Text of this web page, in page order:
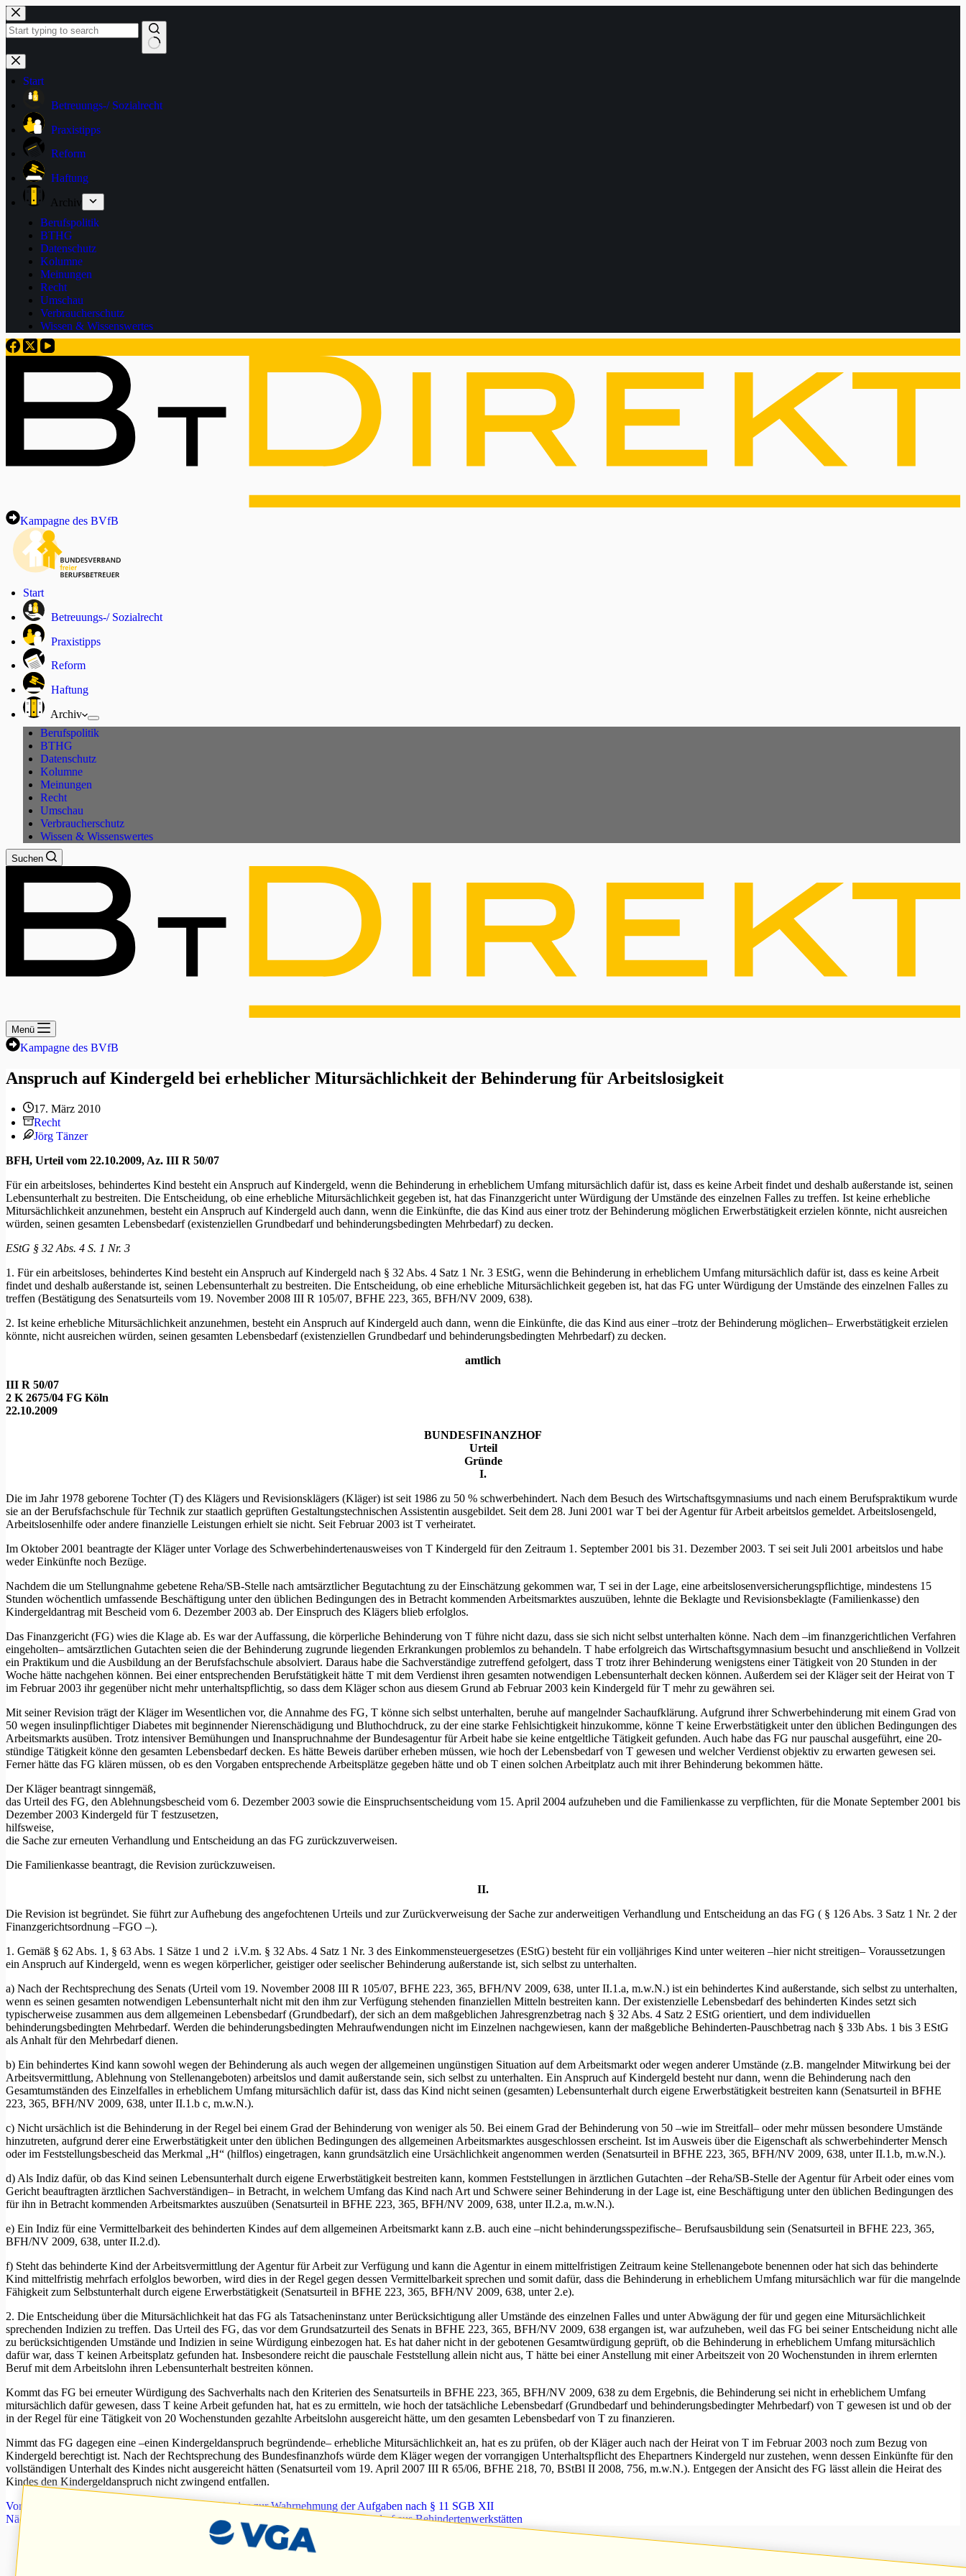
Zum
Inhalt
springen
Keine
Ergebnisse
Start
Betreuungs-/ Sozialrecht
Praxistipps
Reform
Haftung
Archiv
Berufspolitik
BTHG
Datenschutz
Kolumne
Meinungen
Recht
Umschau
Verbraucherschutz
Wissen & Wissenswertes
Kampagne des BVfB
Start
Betreuungs-/ Sozialrecht
Praxistipps
Reform
Haftung
Archiv
Berufspolitik
BTHG
Datenschutz
Kolumne
Meinungen
Recht
Umschau
Verbraucherschutz
Wissen & Wissenswertes
Suchen
Menü
Kampagne des BVfB
Anspruch auf Kindergeld bei erheblicher Mitursächlichkeit der Behinderung für Arbeitslosigkeit
17. März 2010
Recht
Jörg Tänzer
BFH, Urteil vom 22.10.2009, Az. III R 50/07
Für ein arbeitsloses, behindertes Kind besteht ein Anspruch auf Kindergeld, wenn die Behinderung in erheblichem Umfang mitursächlich dafür ist, dass es keine Arbeit findet und deshalb außerstande ist, seinen
Lebensunterhalt zu bestreiten. Die Entscheidung, ob eine erhebliche Mitursächlichkeit gegeben ist, hat das Finanzgericht unter Würdigung der Umstände des einzelnen Falles zu treffen. Ist keine erhebliche
Mitursächlichkeit anzunehmen, besteht ein Anspruch auf Kindergeld auch dann, wenn die Einkünfte, die das Kind aus einer trotz der Behinderung möglichen Erwerbstätigkeit erzielen könnte, nicht ausreichen
würden, seinen gesamten Lebensbedarf (existenziellen Grundbedarf und behinderungsbedingten Mehrbedarf) zu decken.
EStG § 32 Abs. 4 S. 1 Nr. 3
1. Für ein arbeitsloses, behindertes Kind besteht ein Anspruch auf Kindergeld nach § 32 Abs. 4 Satz 1 Nr. 3 EStG, wenn die Behinderung in erheblichem Umfang mitursächlich dafür ist, dass es keine Arbeit
findet und deshalb außerstande ist, seinen Lebensunterhalt zu bestreiten. Die Entscheidung, ob eine erhebliche Mitursächlichkeit gegeben ist, hat das FG unter Würdigung der Umstände des einzelnen Falles zu
treffen (Bestätigung des Senatsurteils vom 19. November 2008 III R 105/07, BFHE 223, 365, BFH/NV 2009, 638).
2. Ist keine erhebliche Mitursächlichkeit anzunehmen, besteht ein Anspruch auf Kindergeld auch dann, wenn die Einkünfte, die das Kind aus einer –trotz der Behinderung möglichen– Erwerbstätigkeit erzielen
könnte, nicht ausreichen würden, seinen gesamten Lebensbedarf (existenziellen Grundbedarf und behinderungsbedingten Mehrbedarf) zu decken.
amtlich
III R 50/07
2 K 2675/04 FG Köln
22.10.2009
BUNDESFINANZHOF
Urteil
Gründe
I.
Die im Jahr 1978 geborene Tochter (T) des Klägers und Revisionsklägers (Kläger) ist seit 1986 zu 50 % schwerbehindert. Nach dem Besuch des Wirtschaftsgymnasiums und nach einem Berufspraktikum wurde
sie an der Berufsfachschule für Technik zur staatlich geprüften Gestaltungstechnischen Assistentin ausgebildet. Seit dem 28. Juni 2001 war T bei der Agentur für Arbeit arbeitslos gemeldet. Arbeitslosengeld,
Arbeitslosenhilfe oder andere finanzielle Leistungen erhielt sie nicht. Seit Februar 2003 ist T verheiratet.
Im Oktober 2001 beantragte der Kläger unter Vorlage des Schwerbehindertenausweises von T Kindergeld für den Zeitraum 1. September 2001 bis 31. Dezember 2003. T sei seit Juli 2001 arbeitslos und habe
weder Einkünfte noch Bezüge.
Nachdem die um Stellungnahme gebetene Reha/SB-Stelle nach amtsärztlicher Begutachtung zu der Einschätzung gekommen war, T sei in der Lage, eine arbeitslosenversicherungspflichtige, mindestens 15
Stunden wöchentlich umfassende Beschäftigung unter den üblichen Bedingungen des in Betracht kommenden Arbeitsmarktes auszuüben, lehnte die Beklagte und Revisionsbeklagte (Familienkasse) den
Kindergeldantrag mit Bescheid vom 6. Dezember 2003 ab. Der Einspruch des Klägers blieb erfolglos.
Das Finanzgericht (FG) wies die Klage ab. Es war der Auffassung, die körperliche Behinderung von T führe nicht dazu, dass sie sich nicht selbst unterhalten könne. Nach dem –im finanzgerichtlichen Verfahren
eingeholten– amtsärztlichen Gutachten seien die der Behinderung zugrunde liegenden Erkrankungen problemlos zu behandeln. T habe erfolgreich das Wirtschaftsgymnasium besucht und anschließend in Vollzeit
ein Praktikum und die Ausbildung an der Berufsfachschule absolviert. Daraus habe die Sachverständige zutreffend gefolgert, dass T trotz ihrer Behinderung wenigstens einer Tätigkeit von 20 Stunden in der
Woche hätte nachgehen können. Bei einer entsprechenden Berufstätigkeit hätte T mit dem Verdienst ihren gesamten notwendigen Lebensunterhalt decken können. Außerdem sei der Kläger seit der Heirat von T
im Februar 2003 ihr gegenüber nicht mehr unterhaltspflichtig, so dass dem Kläger schon aus diesem Grund ab Februar 2003 kein Kindergeld für T mehr zu gewähren sei.
Mit seiner Revision trägt der Kläger im Wesentlichen vor, die Annahme des FG, T könne sich selbst unterhalten, beruhe auf mangelnder Sachaufklärung. Aufgrund ihrer Schwerbehinderung mit einem Grad von
50 wegen insulinpflichtiger Diabetes mit beginnender Nierenschädigung und Bluthochdruck, zu der eine starke Fehlsichtigkeit hinzukomme, könne T keine Erwerbstätigkeit unter den üblichen Bedingungen des
Arbeitsmarkts ausüben. Trotz intensiver Bemühungen und Inanspruchnahme der Bundesagentur für Arbeit habe sie keine entgeltliche Tätigkeit gefunden. Auch habe das FG nur pauschal ausgeführt, eine 20-
stündige Tätigkeit könne den gesamten Lebensbedarf decken. Es hätte Beweis darüber erheben müssen, wie hoch der Lebensbedarf von T gewesen und welcher Verdienst objektiv zu erwarten gewesen sei.
Ferner hätte das FG klären müssen, ob es den Vorgaben entsprechende Arbeitsplätze gegeben hätte und ob T einen solchen Arbeitplatz auch mit ihrer Behinderung bekommen hätte.
Der Kläger beantragt sinngemäß,
das Urteil des FG, den Ablehnungsbescheid vom 6. Dezember 2003 sowie die Einspruchsentscheidung vom 15. April 2004 aufzuheben und die Familienkasse zu verpflichten, für die Monate September 2001 bis
Dezember 2003 Kindergeld für T festzusetzen,
hilfsweise,
die Sache zur erneuten Verhandlung und Entscheidung an das FG zurückzuverweisen.
Die Familienkasse beantragt, die Revision zurückzuweisen.
II.
Die Revision ist begründet. Sie führt zur Aufhebung des angefochtenen Urteils und zur Zurückverweisung der Sache zur anderweitigen Verhandlung und Entscheidung an das FG ( § 126 Abs. 3 Satz 1 Nr. 2 der
Finanzgerichtsordnung –FGO –).
1. Gemäß § 62 Abs. 1, § 63 Abs. 1 Sätze 1 und 2 i.V.m. § 32 Abs. 4 Satz 1 Nr. 3 des Einkommensteuergesetzes (EStG) besteht für ein volljähriges Kind unter weiteren –hier nicht streitigen– Voraussetzungen
ein Anspruch auf Kindergeld, wenn es wegen körperlicher, geistiger oder seelischer Behinderung außerstande ist, sich selbst zu unterhalten.
a) Nach der Rechtsprechung des Senats (Urteil vom 19. November 2008 III R 105/07, BFHE 223, 365, BFH/NV 2009, 638, unter II.1.a, m.w.N.) ist ein behindertes Kind außerstande, sich selbst zu unterhalten,
wenn es seinen gesamten notwendigen Lebensunterhalt nicht mit den ihm zur Verfügung stehenden finanziellen Mitteln bestreiten kann. Der existenzielle Lebensbedarf des behinderten Kindes setzt sich
typischerweise zusammen aus dem allgemeinen Lebensbedarf (Grundbedarf), der sich an dem maßgeblichen Jahresgrenzbetrag nach § 32 Abs. 4 Satz 2 EStG orientiert, und dem individuellen
behinderungsbedingten Mehrbedarf. Werden die behinderungsbedingten Mehraufwendungen nicht im Einzelnen nachgewiesen, kann der maßgebliche Behinderten-Pauschbetrag nach § 33b Abs. 1 bis 3 EStG
als Anhalt für den Mehrbedarf dienen.
b) Ein behindertes Kind kann sowohl wegen der Behinderung als auch wegen der allgemeinen ungünstigen Situation auf dem Arbeitsmarkt oder wegen anderer Umstände (z.B. mangelnder Mitwirkung bei der
Arbeitsvermittlung, Ablehnung von Stellenangeboten) arbeitslos und damit außerstande sein, sich selbst zu unterhalten. Ein Anspruch auf Kindergeld besteht nur dann, wenn die Behinderung nach den
Gesamtumständen des Einzelfalles in erheblichem Umfang mitursächlich dafür ist, dass das Kind nicht seinen (gesamten) Lebensunterhalt durch eigene Erwerbstätigkeit bestreiten kann (Senatsurteil in BFHE
223, 365, BFH/NV 2009, 638, unter II.1.b c, m.w.N.).
c) Nicht ursächlich ist die Behinderung in der Regel bei einem Grad der Behinderung von weniger als 50. Bei einem Grad der Behinderung von 50 –wie im Streitfall– oder mehr müssen besondere Umstände
hinzutreten, aufgrund derer eine Erwerbstätigkeit unter den üblichen Bedingungen des allgemeinen Arbeitsmarktes ausgeschlossen erscheint. Ist im Ausweis über die Eigenschaft als schwerbehinderter Mensch
oder im Feststellungsbescheid das Merkmal „H“ (hilflos) eingetragen, kann grundsätzlich eine Ursächlichkeit angenommen werden (Senatsurteil in BFHE 223, 365, BFH/NV 2009, 638, unter II.1.b, m.w.N.).
d) Als Indiz dafür, ob das Kind seinen Lebensunterhalt durch eigene Erwerbstätigkeit bestreiten kann, kommen Feststellungen in ärztlichen Gutachten –der Reha/SB-Stelle der Agentur für Arbeit oder eines vom
Gericht beauftragten ärztlichen Sachverständigen– in Betracht, in welchem Umfang das Kind nach Art und Schwere seiner Behinderung in der Lage ist, eine Beschäftigung unter den üblichen Bedingungen des
für ihn in Betracht kommenden Arbeitsmarktes auszuüben (Senatsurteil in BFHE 223, 365, BFH/NV 2009, 638, unter II.2.a, m.w.N.).
e) Ein Indiz für eine Vermittelbarkeit des behinderten Kindes auf dem allgemeinen Arbeitsmarkt kann z.B. auch eine –nicht behinderungsspezifische– Berufsausbildung sein (Senatsurteil in BFHE 223, 365,
BFH/NV 2009, 638, unter II.2.d).
f) Steht das behinderte Kind der Arbeitsvermittlung der Agentur für Arbeit zur Verfügung und kann die Agentur in einem mittelfristigen Zeitraum keine Stellenangebote benennen oder hat sich das behinderte
Kind mittelfristig mehrfach erfolglos beworben, wird dies in der Regel gegen dessen Vermittelbarkeit sprechen und somit dafür, dass die Behinderung in erheblichem Umfang mitursächlich war für die mangelnde
Fähigkeit zum Selbstunterhalt durch eigene Erwerbstätigkeit (Senatsurteil in BFHE 223, 365, BFH/NV 2009, 638, unter 2.e).
2. Die Entscheidung über die Mitursächlichkeit hat das FG als Tatsacheninstanz unter Berücksichtigung aller Umstände des einzelnen Falles und unter Abwägung der für und gegen eine Mitursächlichkeit
sprechenden Indizien zu treffen. Das Urteil des FG, das vor dem Grundsatzurteil des Senats in BFHE 223, 365, BFH/NV 2009, 638 ergangen ist, war aufzuheben, weil das FG bei seiner Entscheidung nicht alle
zu berücksichtigenden Umstände und Indizien in seine Würdigung einbezogen hat. Es hat daher nicht in der gebotenen Gesamtwürdigung geprüft, ob die Behinderung in erheblichem Umfang mitursächlich
dafür war, dass T keinen Arbeitsplatz gefunden hat. Insbesondere reicht die pauschale Feststellung allein nicht aus, T hätte bei einer Anstellung mit einer Arbeitszeit von 20 Wochenstunden in ihrem erlernten
Beruf mit dem Arbeitslohn ihren Lebensunterhalt bestreiten können.
Kommt das FG bei erneuter Würdigung des Sachverhalts nach den Kriterien des Senatsurteils in BFHE 223, 365, BFH/NV 2009, 638 zu dem Ergebnis, die Behinderung sei nicht in erheblichem Umfang
mitursächlich dafür gewesen, dass T keine Arbeit gefunden hat, hat es zu ermitteln, wie hoch der tatsächliche Lebensbedarf (Grundbedarf und behinderungsbedingter Mehrbedarf) von T gewesen ist und ob der
in der Regel für eine Tätigkeit von 20 Wochenstunden gezahlte Arbeitslohn ausgereicht hätte, um den gesamten Lebensbedarf von T zu finanzieren.
Nimmt das FG dagegen eine –einen Kindergeldanspruch begründende– erhebliche Mitursächlichkeit an, hat es zu prüfen, ob der Kläger auch nach der Heirat von T im Februar 2003 noch zum Bezug von
Kindergeld berechtigt ist. Nach der Rechtsprechung des Bundesfinanzhofs würde dem Kläger wegen der vorrangigen Unterhaltspflicht des Ehepartners Kindergeld nur zustehen, wenn dessen Einkünfte für den
vollständigen Unterhalt des Kindes nicht ausgereicht hätten (Senatsurteil vom 19. April 2007 III R 65/06, BFHE 218, 70, BStBl II 2008, 756, m.w.N.). Entgegen der Ansicht des FG lässt allein die Heirat des
Kindes den Kindergeldanspruch nicht zwingend entfallen.
Vorheriger
Arbeitshilfe des Deutschen Vereins zur Wahrnehmung der Aufgaben nach § 11 SGB XII
Nächster
Keine Verdrängung von Menschen mit hohem Unterstützungsbedarf aus Behindertenwerkstätten